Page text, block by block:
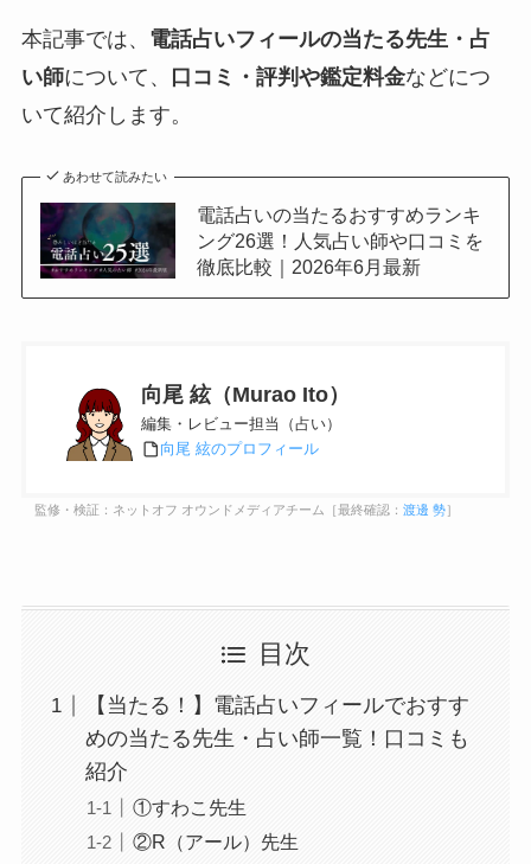
本記事では、 電話占いフィールの当たる先生・占
い師について、 口コミ・評判や鑑定料金などにつ
いて紹介します。
あわせて読みたい
電話占いの当たるおすすめランキ
ング26選！人気占い師や口コミを
徹底比較｜2026年6月最新
向尾 絃（Murao Ito）
編集・レビュー担当（占い）
向尾 絃のプロフィール
監修・検証：ネットオフ オウンドメディアチーム［最終確認： 渡邊 勢］
目次
【当たる！】電話占いフィールでおすす
めの当たる先生・占い師一覧！口コミも
紹介
①すわこ先生
②R（アール）先生